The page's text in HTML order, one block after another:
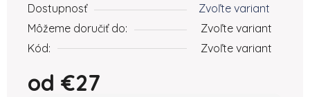
Dostupnosť
Zvoľte variant
Môžeme doručiť do:
Zvoľte variant
Kód:
Zvoľte variant
od €27